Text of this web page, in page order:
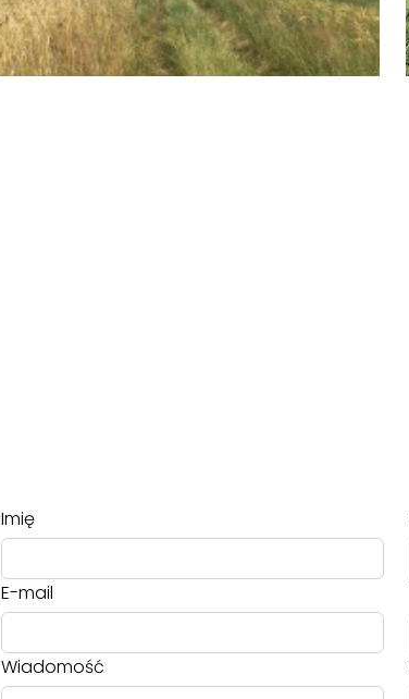
Imię
E-mail
Wiadomość